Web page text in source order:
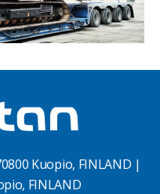
Kuopio, FINLAND |
FINLAND